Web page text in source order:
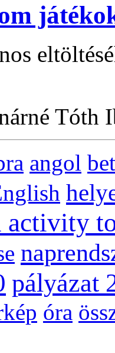
Tóth
angol
activity
pályázat
óra